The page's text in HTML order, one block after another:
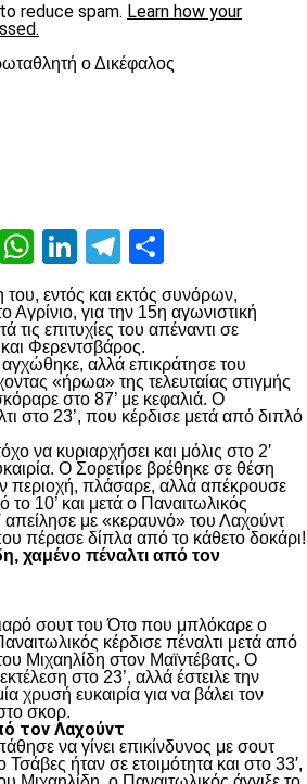
reduce spam. Learn how your
ο Δικέφαλος
Pinterest
WhatsApp
LinkedIn
Telegram
του, εντός και εκτός συνόρων,
για την 15η αγωνιστική
τις επιτυχίες του απέναντι σε
Φερεντσβάρος.
αλλά επικράτησε του
«ήρωα» της τελευταίας στιγμής
στο 87’ με κεφαλιά. Ο
στο 23’, που κέρδισε μετά από διπλό
να κυριαρχήσει και μόλις στο 2′
Ο Σορετίρε βρέθηκε σε θέση
περιοχή, πλάσαρε, αλλά απέκρουσε
10’ και μετά ο Παναιτωλικός
απείλησε με «κεραυνό» του Λαχούντ
πέρασε δίπλα από το κάθετο δοκάρι!
χαμένο πέναλτι από τον
σουτ του Ότο που μπλόκαρε ο
κέρδισε πέναλτι μετά από
Μιχαηλίδη στον Μαϊντέβατς. Ο
στο 23’, αλλά έστειλε την
χρυσή ευκαιρία για να βάλει τον
σκορ.
τον Λαχούντ
να γίνει επικίνδυνος με σουτ
ήταν σε ετοιμότητα και στο 33′,